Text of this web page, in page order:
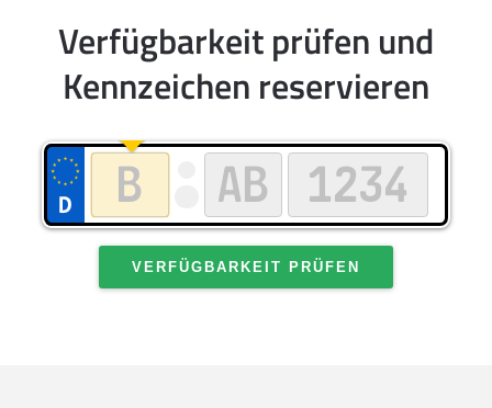
Verfügbarkeit prüfen und
Kennzeichen reservieren
VERFÜGBARKEIT PRÜFEN